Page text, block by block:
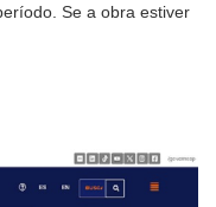
Se a obra estiver